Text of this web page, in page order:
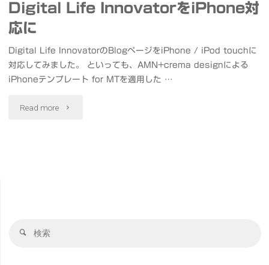
Digital Life InnovatorをiPhone対
応に
Digital Life InnovatorのBlogページをiPhone / iPod touchに
対応してみました。 といっても、AMN+crema designによる
iPhoneテンプレート for MTを適用した …
Read more "Digital
検